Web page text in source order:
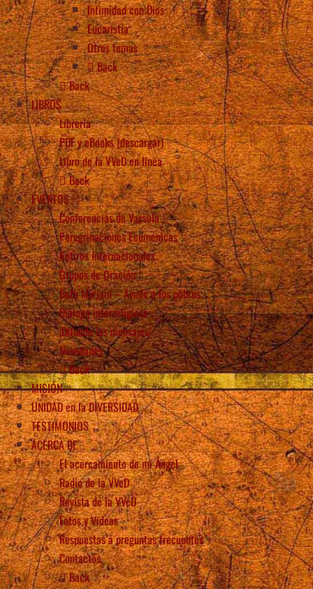
Intimidad con Dios
Eucaristía
Otros temas
Back
Back
LIBROS
Librería
PDF y eBooks (descargar)
Libro de la VVeD en línea
Back
EVENTOS
Conferencias de Vassula
Peregrinaciones Ecuménicas
Retiros Internacionales
Grupos de Oración
Beth Myriam – Ayude a los pobres
Diálogo interreligioso
¡Difunde los mensajes!
Novedades
Back
MISIÓN
UNIDAD en la DIVERSIDAD
TESTIMONIOS
ACERCA DE
El acercamiento de mi Ángel
Radio de la VVeD
Revista de la VVeD
Fotos y Videos
Respuestas a preguntas frecuentes
Contactos
Back